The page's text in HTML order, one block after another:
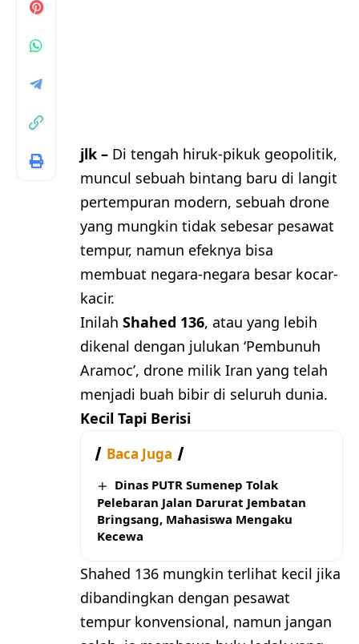
jlk – Di tengah hiruk-pikuk geopolitik,
muncul sebuah bintang baru di langit
pertempuran modern, sebuah drone
yang mungkin tidak sebesar pesawat
tempur, namun efeknya bisa
membuat negara-negara besar kocar-
kacir.
Inilah Shahed 136, atau yang lebih
dikenal dengan julukan ‘Pembunuh
Aramoc’, drone milik Iran yang telah
menjadi buah bibir di seluruh dunia.
Kecil Tapi Berisi
Baca Juga
Dinas PUTR Sumenep Tolak
Pelebaran Jalan Darurat Jembatan
Bringsang, Mahasiswa Mengaku
Kecewa
Shahed 136 mungkin terlihat kecil jika
dibandingkan dengan pesawat
tempur konvensional, namun jangan